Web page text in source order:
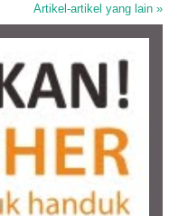
Artikel-artikel yang lain »